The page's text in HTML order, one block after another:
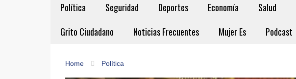
Política Seguridad Deportes Economía Salud
Grito Ciudadano
Noticias Frecuentes Mujer Es Podcast
Home Política